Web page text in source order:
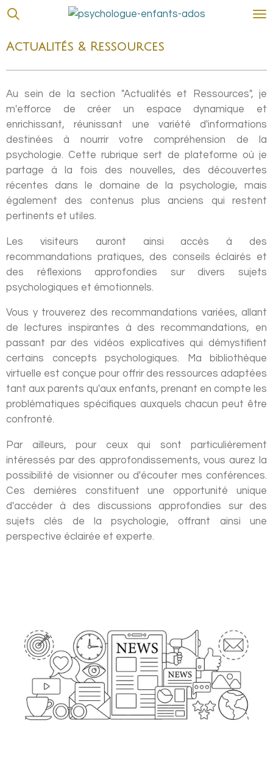
Passer
contenu
Actualités & Ressources
Au sein de la section "Actualités et Ressources", je
m'efforce de créer un espace dynamique et
enrichissant, réunissant une variété d'informations
destinées à nourrir votre compréhension de la
psychologie. Cette rubrique sert de plateforme où je
partage à la fois des nouvelles, des découvertes
récentes dans le domaine de la psychologie, mais
également des contenus plus anciens qui restent
pertinents et utiles.
Les visiteurs auront ainsi accès à des
recommandations pratiques, des conseils éclairés et
des réflexions approfondies sur divers sujets
psychologiques et émotionnels.
Vous y trouverez des recommandations variées, allant
de lectures inspirantes à des recommandations, en
passant par des vidéos explicatives qui démystifient
certains concepts psychologiques. Ma bibliothèque
virtuelle est conçue pour offrir des ressources adaptées
tant aux parents qu'aux enfants, prenant en compte les
problématiques spécifiques auxquels chacun peut être
confronté.
Par ailleurs, pour ceux qui sont particulièrement
intéressés par des approfondissements, vous aurez la
possibilité de visionner ou d'écouter mes conférences.
Ces dernières constituent une opportunité unique
d'accéder à des discussions approfondies sur des
sujets clés de la psychologie, offrant ainsi une
perspective éclairée et experte.